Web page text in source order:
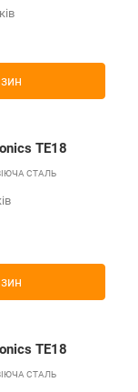
TE18
TE18